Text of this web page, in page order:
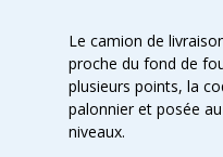
Le camion de
proche du fond de
plusieurs points, la
palonnier et posée
niveaux.